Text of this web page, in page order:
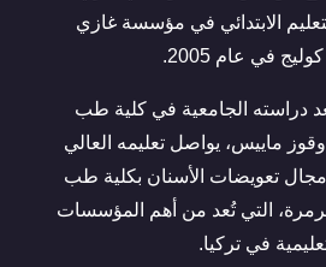
الابتدائي في مؤسسة غازي
في عام 2005.
2012، وبعد دراسته الجامعية في كلية طب
ماييس، يواصل تعليمه العالي
تعويضات الأسنان بكلية طب
التي تُعد من أهم المؤسسات
في تركيا.